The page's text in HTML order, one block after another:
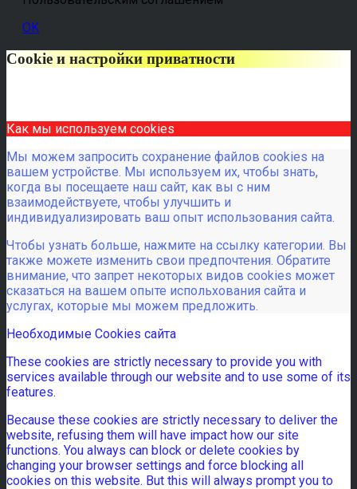
OK
Cookie и настройки приватности
Как мы используем cookies
Мы можем запросить сохранение файлов cookies на
вашем устройстве. Мы используем их, чтобы знать,
когда вы посещаете наш сайт, как вы с ним
взаимодействуете, чтобы улучшить и
индивидуализировать ваш опыт использования сайта.
Чтобы узнать больше, нажмите на ссылку категории. Вы
также можете изменить свои предпочтения. Обратите
внимание, что запрет некоторых видов cookies может
сказаться на вашем опыте испольхования сайта и
услугах, которые мы можем предложить.
Необходимые Cookies сайта
These cookies are strictly necessary to provide you with
services available through our website and to use some of its
features.
Because these cookies are strictly necessary to deliver the
website, refusing them will have impact how our site
functions. You always can block or delete cookies by
changing your browser settings and force blocking all
cookies on this website. But this will always prompt you to